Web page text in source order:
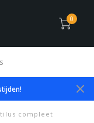
0
compleet